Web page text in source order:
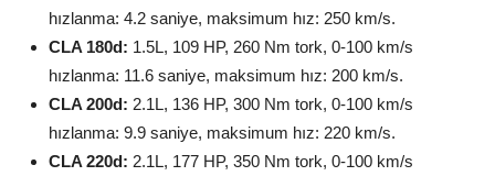
hızlanma: 4.2 saniye, maksimum hız: 250 km/s.
CLA 180d: 1.5L, 109 HP, 260 Nm tork, 0-100 km/s
hızlanma: 11.6 saniye, maksimum hız: 200 km/s.
CLA 200d: 2.1L, 136 HP, 300 Nm tork, 0-100 km/s
hızlanma: 9.9 saniye, maksimum hız: 220 km/s.
CLA 220d: 2.1L, 177 HP, 350 Nm tork, 0-100 km/s